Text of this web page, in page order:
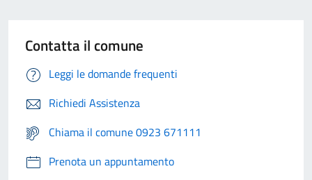
Contatta il comune
Leggi le domande frequenti
Richiedi Assistenza
Chiama il comune 0923 671111
Prenota un appuntamento